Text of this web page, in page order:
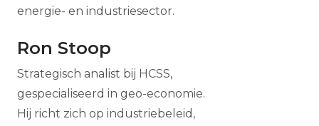
energie- en industriesector.
Ron Stoop
Strategisch analist bij HCSS,
gespecialiseerd in geo-economie.
Hij richt zich op industriebeleid,